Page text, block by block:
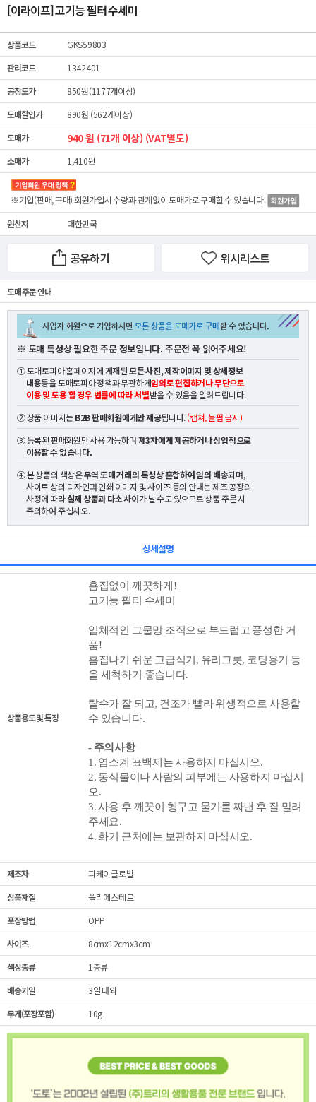
[이라이프] 고기능 필터 수세미
상품코드
GKS59803
관리코드
1342401
공장도가
850원(1177개이상)
도매할인가
890원 (562개이상)
도매가
940 원 (71개 이상) (VAT별도)
소매가 1,410원
※기업(판매, 구매) 회원가입시 수량과 관계없이도매가로 구매할 수 있습니다.
원산지 대한민국
공유하기 위시리스트
도매 주문 안내
※ 도매 특성상 필요한 주문 정보입니다. 주문전 꼭 읽어주세요!
① 도매토피아 홈페이지에 게재된모든 사진, 제작이미지 및 상세정보
내용등을 도매토피아 정책과 무관하게임의로 편집하거나 무단으로
이용 및 도용 할 경우 법률에 따라 처벌받을 수 있음을 알려드립니다.
② 상품 이미지는B2B 판매회원에게만 제공됩니다.(캡쳐, 불펌 금지)
③ 등록된 판매회원만 사용 가능하며제3자에게 제공하거나 상업적으로
이용할 수 없습니다.
④ 본 상품의 색상은무역 도매 거래의 특성상 혼합하여 임의 배송되며,
사이트 상의 디자인과 인쇄 이미지 및 사이즈 등의 안내는 제조 공장의
사정에 따라실제 상품과 다소 차이가 날 수도 있으므로 상품 주문 시
주의하여 주십시오.
상세설명
상품용도 및 특징
흠집없이 깨끗하게!
고기능 필터 수세미
입체적인 그물망 조직으로 부드럽고 풍성한 거
품!
흠집나기 쉬운 고급식기, 유리그릇, 코팅용기 등
을 세척하기 좋습니다.
탈수가 잘 되고, 건조가 빨라 위생적으로 사용할
수 있습니다.
- 주의사항
1. 염소계 표백제는 사용하지 마십시오.
2. 동식물이나 사람의 피부에는 사용하지 마십시
오.
3. 사용 후 깨끗이 헹구고 물기를 짜낸 후 잘 말려
주세요.
4. 화기 근처에는 보관하지 마십시오.
제조자
피케이글로벌
상품재질
폴리에스테르
포장방법
OPP
사이즈
8cmx12cmx3cm
색상종류
1종류
배송기일
3일 내외
무게(포장포함)
10g